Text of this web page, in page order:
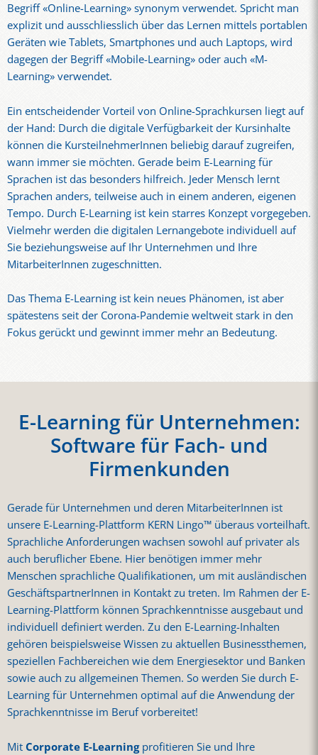
Begriff «Online-Learning» synonym verwendet. Spricht man
explizit und ausschliesslich über das Lernen mittels portablen
Geräten wie Tablets, Smartphones und auch Laptops, wird
dagegen der Begriff «Mobile-Learning» oder auch «M-
Learning» verwendet.
Ein entscheidender Vorteil von Online-Sprachkursen liegt auf
der Hand: Durch die digitale Verfügbarkeit der Kursinhalte
können die KursteilnehmerInnen beliebig darauf zugreifen,
wann immer sie möchten. Gerade beim E-Learning für
Sprachen ist das besonders hilfreich. Jeder Mensch lernt
Sprachen anders, teilweise auch in einem anderen, eigenen
Tempo. Durch E-Learning ist kein starres Konzept vorgegeben.
Vielmehr werden die digitalen Lernangebote individuell auf
Sie beziehungsweise auf Ihr Unternehmen und Ihre
MitarbeiterInnen zugeschnitten.
Das Thema E-Learning ist kein neues Phänomen, ist aber
spätestens seit der Corona-Pandemie weltweit stark in den
Fokus gerückt und gewinnt immer mehr an Bedeutung.
E-Learning für Unternehmen:
Software für Fach- und
Firmenkunden
Gerade für Unternehmen und deren MitarbeiterInnen ist
unsere E-Learning-Plattform KERN Lingo™ überaus vorteilhaft.
Sprachliche Anforderungen wachsen sowohl auf privater als
auch beruflicher Ebene. Hier benötigen immer mehr
Menschen sprachliche Qualifikationen, um mit ausländischen
GeschäftspartnerInnen in Kontakt zu treten. Im Rahmen der E-
Learning-Plattform können Sprachkenntnisse ausgebaut und
individuell definiert werden. Zu den E-Learning-Inhalten
gehören beispielsweise Wissen zu aktuellen Businessthemen,
speziellen Fachbereichen wie dem Energiesektor und Banken
sowie auch zu allgemeinen Themen. So werden Sie durch E-
Learning für Unternehmen optimal auf die Anwendung der
Sprachkenntnisse im Beruf vorbereitet!
MitCorporate E-Learningprofitieren Sie und Ihre